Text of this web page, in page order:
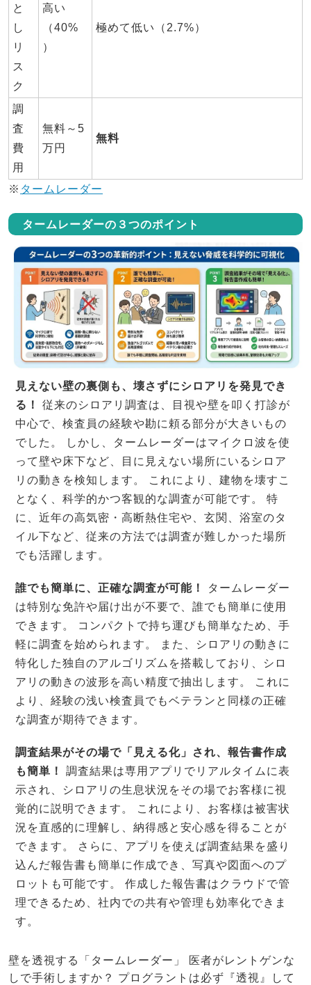
と
し
リ
ス
ク
高い
（40%
）
極めて低い（2.7%）
調
査
費
用
無料～5
万円
無料
※ タームレーダー
タームレーダーの３つのポイント
見えない壁の裏側も、壊さずにシロアリを発見でき
る！
従来のシロアリ調査は、目視や壁を叩く打診が
中心で、検査員の経験や勘に頼る部分が大きいもの
でした。 しかし、タームレーダーはマイクロ波を使
って壁や床下など、目に見えない場所にいるシロア
リの動きを検知します。 これにより、建物を壊すこ
となく、科学的かつ客観的な調査が可能です。 特
に、近年の高気密・高断熱住宅や、玄関、浴室のタ
イル下など、従来の方法では調査が難しかった場所
でも活躍します。
誰でも簡単に、正確な調査が可能！
タームレーダー
は特別な免許や届け出が不要で、誰でも簡単に使用
できます。 コンパクトで持ち運びも簡単なため、手
軽に調査を始められます。 また、シロアリの動きに
特化した独自のアルゴリズムを搭載しており、シロ
アリの動きの波形を高い精度で抽出します。 これに
より、経験の浅い検査員でもベテランと同様の正確
な調査が期待できます。
調査結果がその場で「見える化」され、報告書作成
も簡単！
調査結果は専用アプリでリアルタイムに表
示され、シロアリの生息状況をその場でお客様に視
覚的に説明できます。 これにより、お客様は被害状
況を直感的に理解し、納得感と安心感を得ることが
できます。 さらに、アプリを使えば調査結果を盛り
込んだ報告書も簡単に作成でき、写真や図面へのプ
ロットも可能です。 作成した報告書はクラウドで管
理できるため、社内での共有や管理も効率化できま
す。
壁を透視する「タームレーダー」 医者がレントゲンな
しで手術しますか？ プログラントは必ず『透視』して